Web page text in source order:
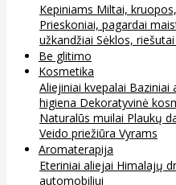
Kepiniams Miltai,
Prieskoniai, pagardai
užkandžiai Sėklos,
Be glitimo
Kosmetika
Aliejiniai kvepalai Baziniai
higiena Dekoratyvinė
Naturalūs muilai Plaukų
Veido priežiūra Vyrams
Aromaterapija
Eteriniai aliejai Himalajų
automobiliui